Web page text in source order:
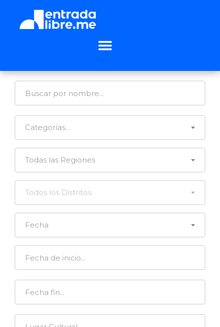
Categorías…
Todas las Regiones
Todos los Distritos
Fecha